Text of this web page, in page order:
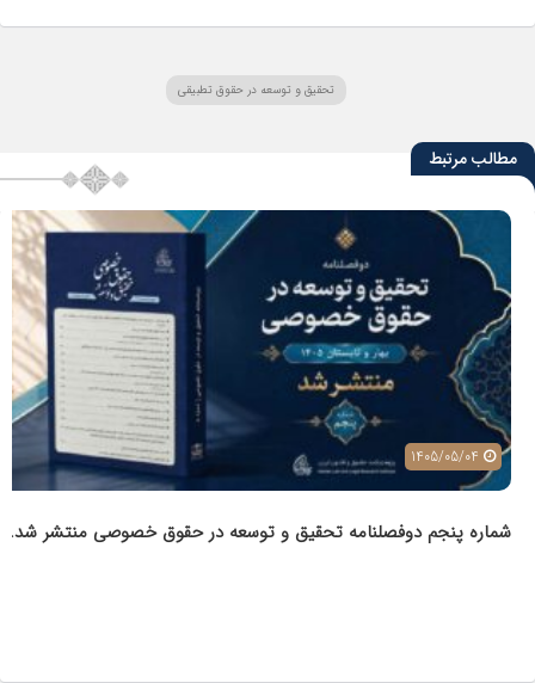
تحقیق و توسعه در حقوق تطبیقی
مطالب مرتبط
شماره پنجم دوفصلنامه تحقیق و توسعه در حقوق خصوصی منتشر شد.